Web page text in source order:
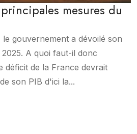
mesures du
gouvernement a dévoilé son
A quoi faut-il donc
déficit de la France devrait
son PIB d'ici la...